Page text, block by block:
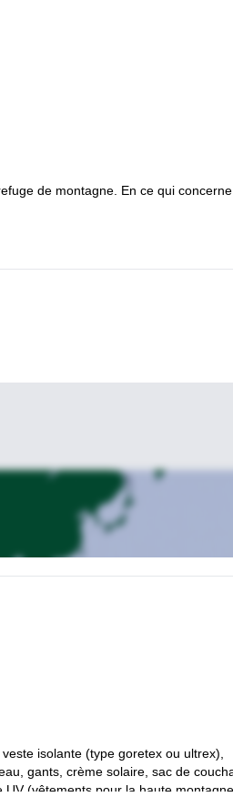
de montagne. En ce qui
isolante (type goretex ou ultrex),
gants, crème solaire, sac de
(vêtements pour la haute